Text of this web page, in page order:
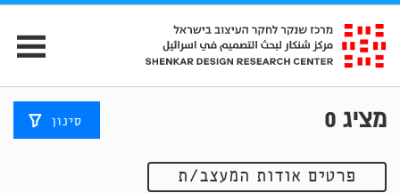
מציג 0 סינון
פרטים אודות המעצב/ת